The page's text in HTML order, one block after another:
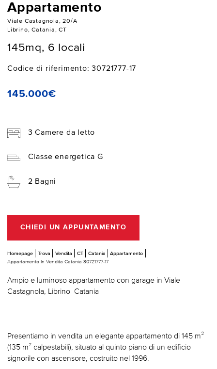
Appartamento
Viale Castagnola, 20/A
Librino, Catania, CT
145mq, 6 locali
Codice di riferimento: 30721777-17
145.000€
3 Camere da letto
Classe energetica G
2 Bagni
CHIEDI UN APPUNTAMENTO
Homepage Trova Vendita CT Catania
Appartamento
Appartamento In Vendita Catania 30721777-17
Ampio e luminoso appartamento con garage in Viale
Castagnola, Librino  Catania
Presentiamo in vendita un elegante appartamento di 145 m²
(135 m² calpestabili), situato al quinto piano di un edificio
signorile con ascensore, costruito nel 1996.